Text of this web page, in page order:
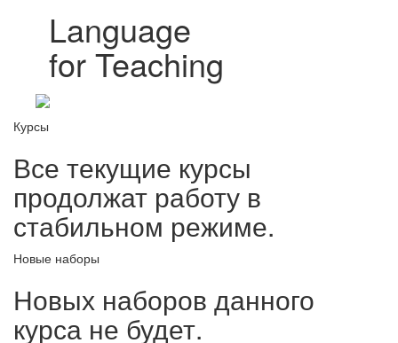
Language
for Teaching
Курсы
Все текущие курсы
продолжат работу в
стабильном режиме.
Новые наборы
Новых наборов данного
курса не будет.